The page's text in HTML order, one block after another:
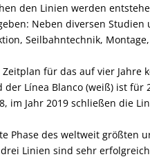
den Linien werden
Neben diversen
Seilbahntechnik,
für das auf vier
der Línea Blanco (weiß) ist
im Jahr 2019 schließen die
Phase des weltweit größten
Linien sind sehr